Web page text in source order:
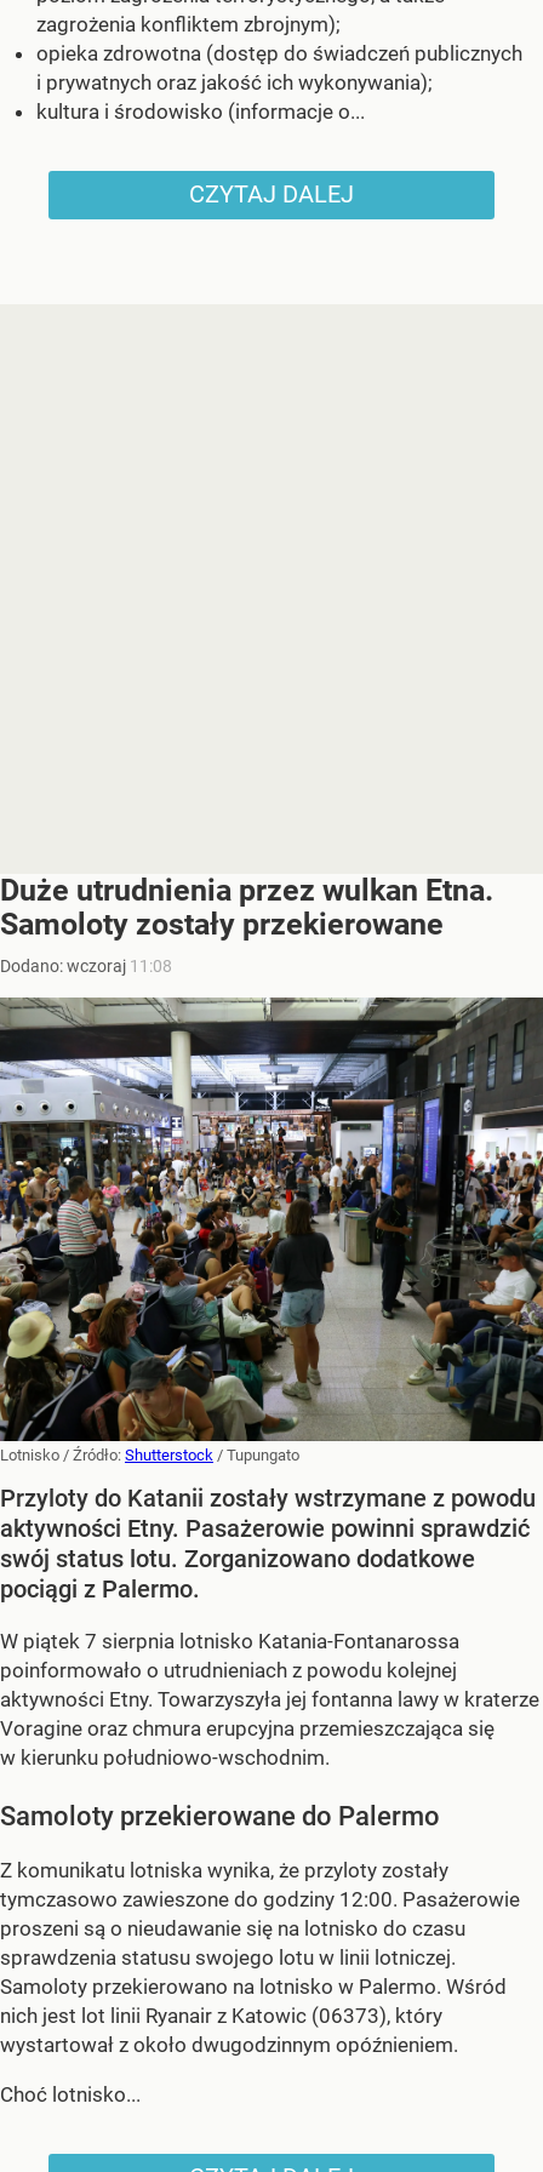
zagrożenia konfliktem zbrojnym);
opieka zdrowotna (dostęp do świadczeń publicznych
i prywatnych oraz jakość ich wykonywania);
kultura i środowisko (informacje o...
CZYTAJ DALEJ
Duże utrudnienia przez wulkan Etna.
Samoloty zostały przekierowane
Dodano:wczoraj 11:08
Lotnisko / Źródło: Shutterstock / Tupungato
Przyloty do Katanii zostały wstrzymane z powodu
aktywności Etny. Pasażerowie powinni sprawdzić
swój status lotu. Zorganizowano dodatkowe
pociągi z Palermo.
W piątek 7 sierpnia lotnisko Katania-Fontanarossa
poinformowało o utrudnieniach z powodu kolejnej
aktywności Etny. Towarzyszyła jej fontanna lawy w kraterze
Voragine oraz chmura erupcyjna przemieszczająca się
w kierunku południowo-wschodnim.
Samoloty przekierowane do Palermo
Z komunikatu lotniska wynika, że przyloty zostały
tymczasowo zawieszone do godziny 12:00. Pasażerowie
proszeni są o nieudawanie się na lotnisko do czasu
sprawdzenia statusu swojego lotu w linii lotniczej.
Samoloty przekierowano na lotnisko w Palermo. Wśród
nich jest lot linii Ryanair z Katowic (06373), który
wystartował z około dwugodzinnym opóźnieniem.
Choć lotnisko...